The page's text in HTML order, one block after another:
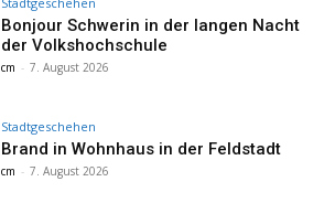
Bonjour Schwerin in der langen Nacht
der Volkshochschule
cm - 7. August 2026
Stadtgeschehen
Brand in Wohnhaus in der Feldstadt
cm - 7. August 2026